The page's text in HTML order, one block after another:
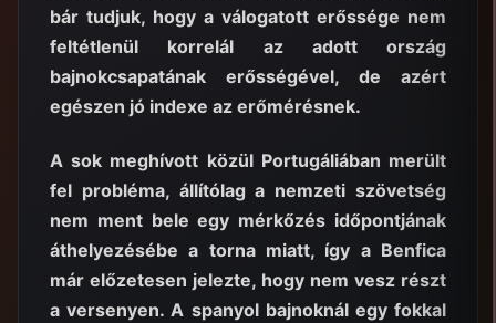
bár tudjuk, hogy a válogatott erőssége nem
feltétlenül korrelál az adott ország
bajnokcsapatának erősségével, de azért
egészen jó indexe az erőmérésnek.
A sok meghívott közül Portugáliában merült
fel probléma, állítólag a nemzeti szövetség
nem ment bele egy mérkőzés időpontjának
áthelyezésébe a torna miatt, így a Benfica
már előzetesen jelezte, hogy nem vesz részt
a versenyen. A spanyol bajnoknál egy fokkal